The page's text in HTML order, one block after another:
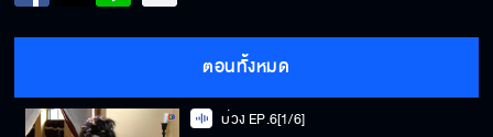
ตอนทั้งหมด
บ่วง EP.6[1/6]